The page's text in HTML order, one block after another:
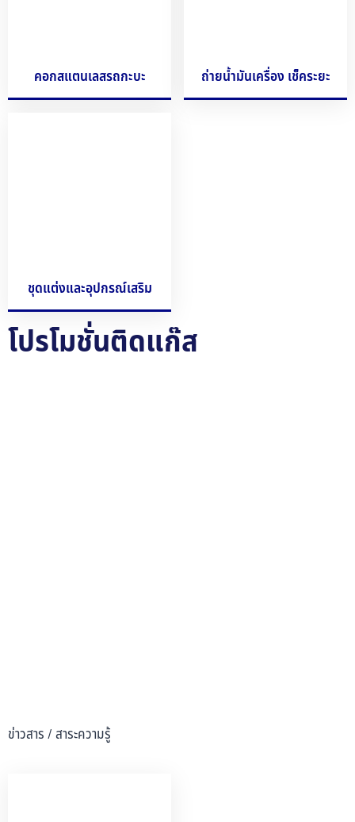
คอกสแตนเลสรถกะบะ ถ่ายน้ำมันเครื่อง เช็คระยะ
ชุดแต่งและอุปกรณ์เสริม
โปรโมชั่นติดแก๊ส
ข่าวสาร / สาระความรู้